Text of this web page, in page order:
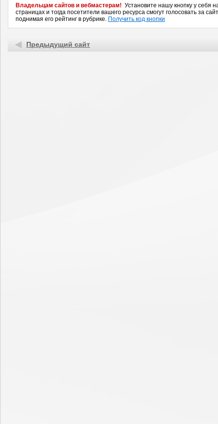
Владельцам сайтов и вебмастерам! Установите нашу кнопку у себя
страницах и тогда посетители вашего ресурса смогут голосовать за
поднимая его рейтинг в рубрике. Получить код кнопки
Предыдущий сайт